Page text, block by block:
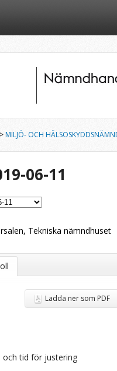
>MILJÖ- OCH
06-11
Tekniska nämndhuset
Ladda ner som PDF
och tid för justering